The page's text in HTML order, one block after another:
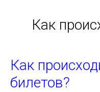
Как
Как
билетов?